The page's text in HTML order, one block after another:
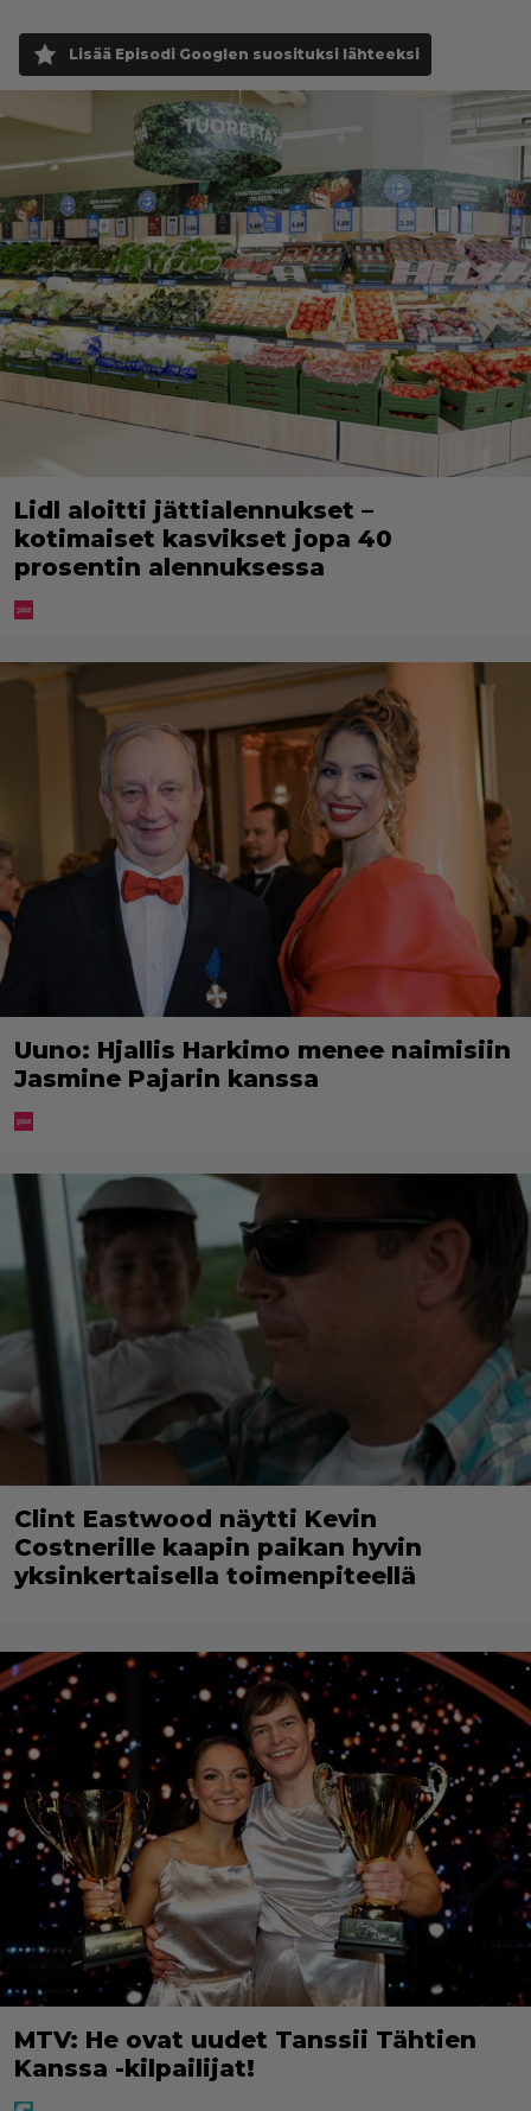
Lisää Episodi Googlen suosituksi lähteeksi
Lidl aloitti jättialennukset –
kotimaiset kasvikset jopa 40
prosentin alennuksessa
Uuno: Hjallis Harkimo menee naimisiin
Jasmine Pajarin kanssa
Clint Eastwood näytti Kevin
Costnerille kaapin paikan hyvin
yksinkertaisella toimenpiteellä
MTV: He ovat uudet Tanssii Tähtien
Kanssa -kilpailijat!